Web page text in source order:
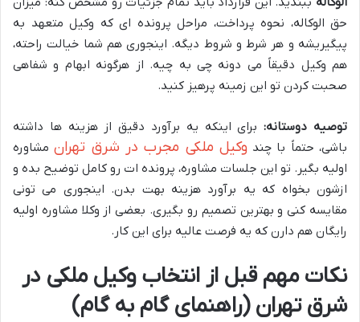
حق الوکاله، نحوه پرداخت، مراحل پرونده ای که وکیل متعهد به
پیگیریشه و هر شرط و شروط دیگه. اینجوری هم شما خیالت راحته،
هم وکیل دقیقاً می دونه چی به چیه. از هرگونه ابهام و شفاهی
صحبت کردن تو این زمینه پرهیز کنید.
توصیه دوستانه:برای اینکه یه برآورد دقیق از هزینه ها داشته
باشی، حتماً با چند وکیل ملکی مجرب در شرق تهرانمشاوره
اولیه بگیر. تو این جلسات مشاوره، پرونده ات رو کامل توضیح بده و
ازشون بخواه که یه برآورد هزینه بهت بدن. اینجوری می تونی
مقایسه کنی و بهترین تصمیم رو بگیری. بعضی از وکلا مشاوره اولیه
رایگان هم دارن که یه فرصت عالیه برای این کار.
نکات مهم قبل از انتخاب وکیل ملکی در
شرق تهران (راهنمای گام به گام)